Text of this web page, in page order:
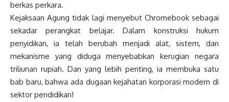
berkas perkara.
Kejaksaan Agung tidak lagi menyebut Chromebook sebagai
sekadar perangkat belajar. Dalam konstruksi hukum
penyidikan, ia telah berubah menjadi alat, sistem, dan
mekanisme yang diduga menyebabkan kerugian negara
triliunan rupiah. Dan yang lebih penting, ia membuka satu
bab baru, bahwa ada dugaan kejahatan korporasi modern di
sektor pendidikan!